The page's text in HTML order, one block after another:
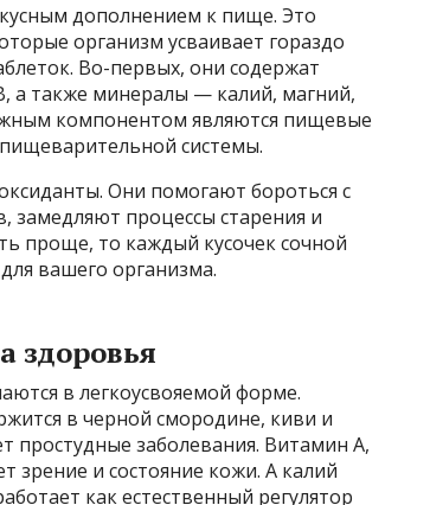
дополнением к пище. Это
организм усваивает гораздо
Во-первых, они содержат
а также минералы — калий, магний,
компонентом являются пищевые
системы.
Они помогают бороться с
замедляют процессы старения и
проще, то каждый кусочек сочной
вашего организма.
здоровья
в легкоусвояемой форме.
в черной смородине, киви и
простудные заболевания. Витамин А,
зрение и состояние кожи. А калий
как естественный регулятор